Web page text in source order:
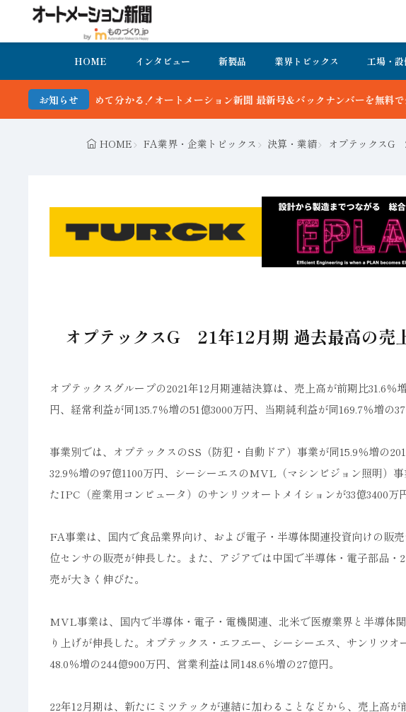
HOME インタビュー 新製品 業界トピックス 工場・
お知らせ
ン新聞 最新号＆バックナンバーを無料で公開中 詳細はこちら
HOME FA業界・企業トピックス 決算・業績 オプテックスG
オプテックスG 21年12月期 過去最高の
オプテックスグループの2021年12月期連結決算は、売上高が前期比31.6％
円、経常利益が同135.7％増の51億3000万円、当期純利益が同169.7％増の
事業別では、オプテックスのSS（防犯・自動ドア）事業が同15.9％増の
32.9％増の97億1100万円、シーシーエスのMVL（マシンビジョン照明）
たIPC（産業用コンピュータ）のサンリツオートメイションが33億3400万
FA事業は、国内で食品業界向け、および電子・半導体関連投資向けの販
位センサの販売が伸長した。また、アジアでは中国で半導体・電子部品
売が大きく伸びた。
MVL事業は、国内で半導体・電子・電機関連、北米で医療業界と半導体
り上げが伸長した。オプテックス・エフエー、シーシーエス、サンリツ
48.0％増の244億900万円、営業利益は同148.6％増の27億円。
22年12月期は、新たにミツテックが連結に加わることなどから、売上高